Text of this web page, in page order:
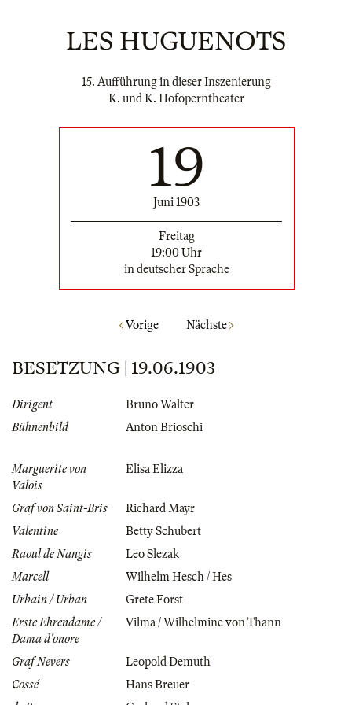
LES HUGUENOTS
15. Aufführung in dieser Inszenierung
K. und K. Hofoperntheater
19
Juni 1903
Freitag
19:00 Uhr
in deutscher Sprache
Vorige Nächste
BESETZUNG | 19.06.1903
Dirigent
Bruno Walter
Bühnenbild
Anton Brioschi
Marguerite von
Valois
Elisa Elizza
Graf von Saint-Bris
Richard Mayr
Valentine
Betty Schubert
Raoul de Nangis
Leo Slezak
Marcell
Wilhelm Hesch / Hes
Urbain / Urban
Grete Forst
Erste Ehrendame /
Dama d'onore
Vilma / Wilhelmine von Thann
Graf Nevers
Leopold Demuth
Cossé
Hans Breuer